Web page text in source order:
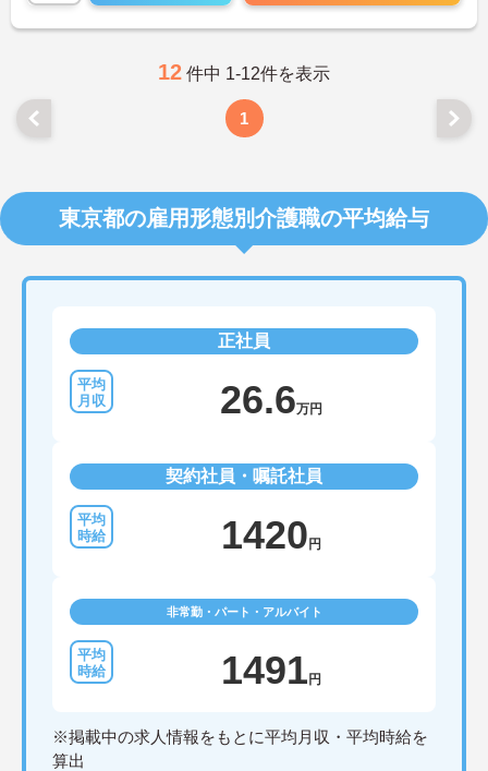
12 件中 1-12件を表示
1
東京都の雇用形態別介護職の平均給与
正社員
26.6万円
契約社員・嘱託社員
1420円
非常勤・パート・アルバイト
1491円
※掲載中の求人情報をもとに平均月収・平均時給を
算出